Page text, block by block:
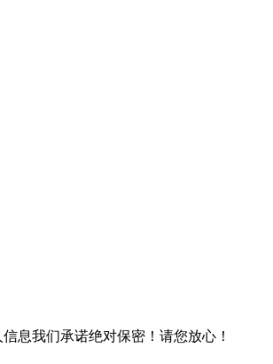
息我们承诺绝对保密！请您放心！